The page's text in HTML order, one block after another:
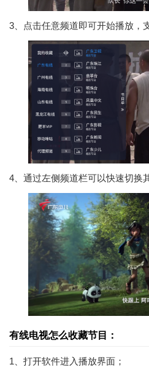
3、点击任意频道即可开始播放，
4、通过左侧频道栏可以快速切换
有线电视怎么收藏节目：
1、打开软件进入播放界面；